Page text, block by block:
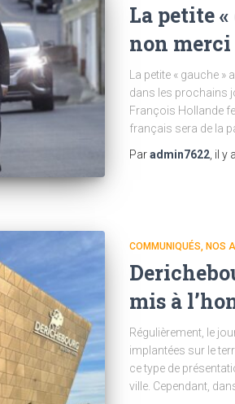
La petite
non merci
La petite « gauche
dans les prochains
François Hollande
français sera de la
Paradmin7622, il y a
COMMUNIQUÉS NOS
mis à
Régulièrement, le
implantées sur le
ce type de
ville. Cependant,